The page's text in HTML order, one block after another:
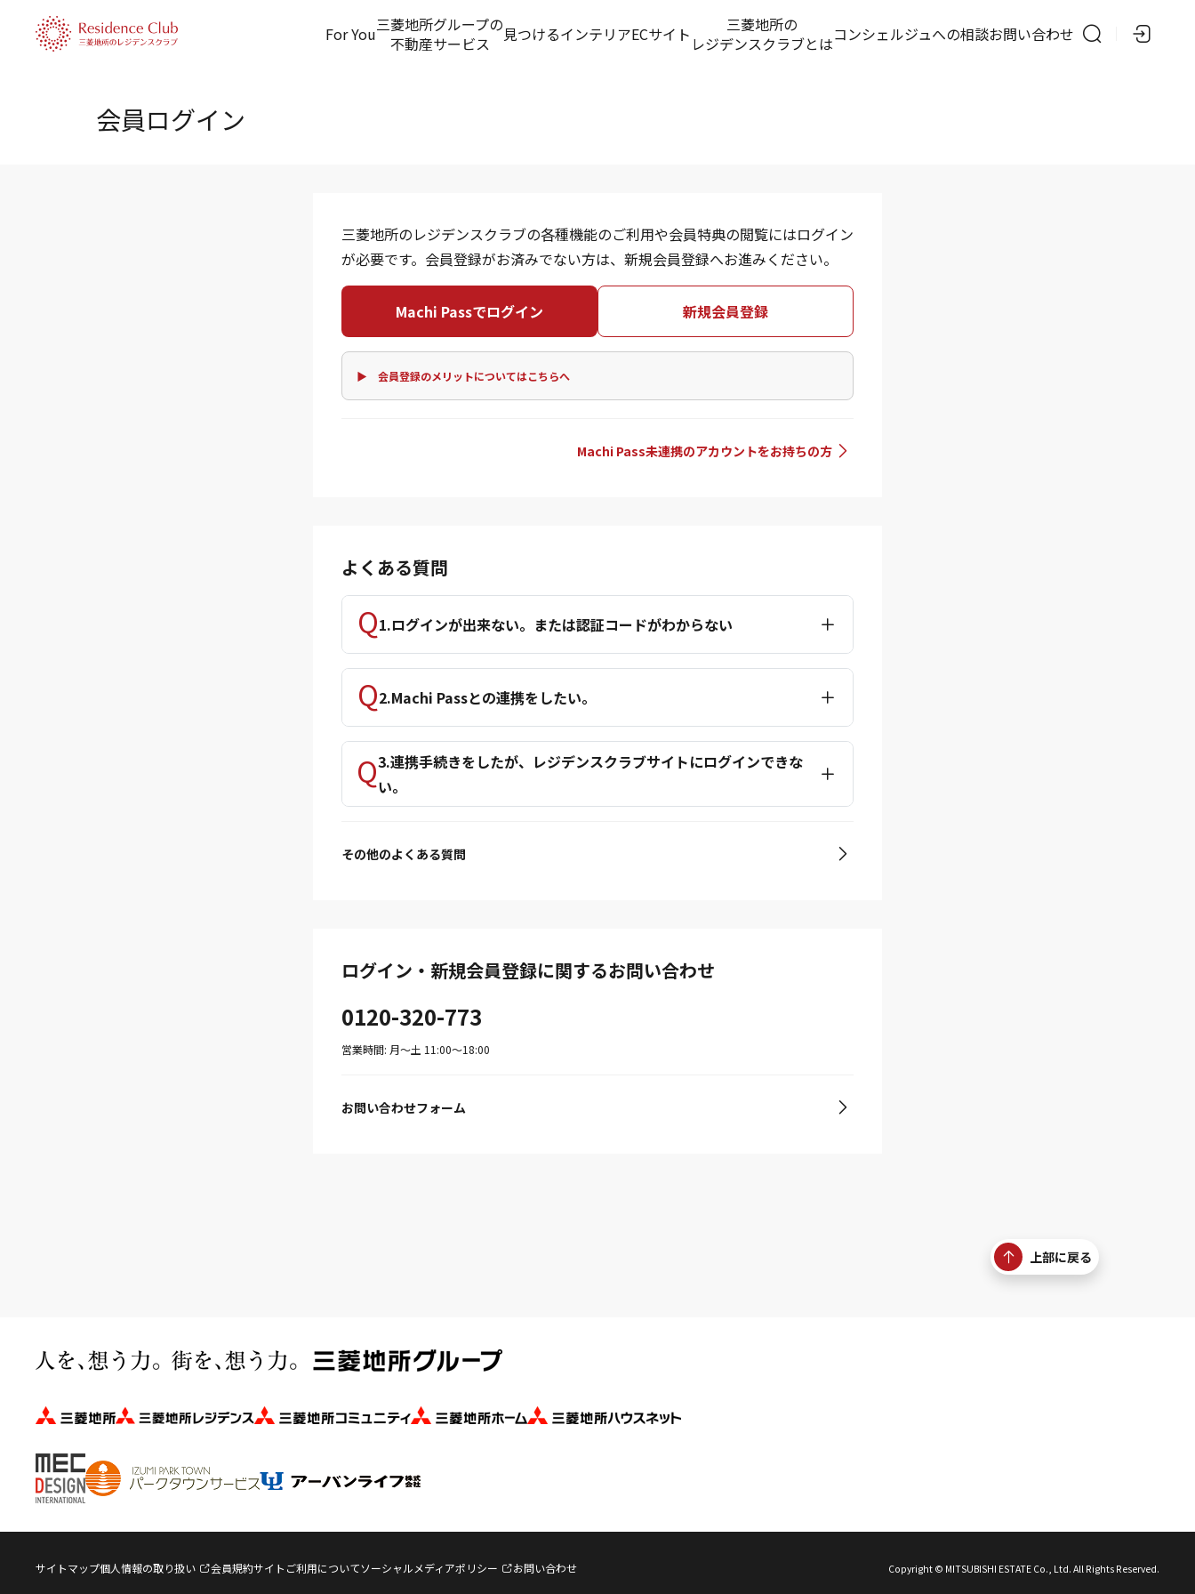
For You三菱地所グループの
不動産サービス
見つけるインテリアECサイト
三菱地所の
レジデンスクラブとはコンシェルジュへの相談お問い合わせ
会員ログイン
三菱地所のレジデンスクラブの各種機能のご利用や会員特典の閲覧にはログイン
が必要です。会員登録がお済みでない方は、新規会員登録へお進みください。
Machi Passでログイン 新規会員登録
▶ 会員登録のメリットについてはこちらへ
Machi Pass未連携のアカウントをお持ちの方
よくある質問
1.ログインが出来ない。または認証コードがわからない
2.Machi Passとの連携をしたい。
3.連携手続きをしたが、レジデンスクラブサイトにログインできな
い。
その他のよくある質問
ログイン・新規会員登録に関するお問い合わせ
0120-320-773
営業時間: 月〜土 11:00〜18:00
お問い合わせフォーム
上部に戻る
サイトマップ個人情報の取り扱い 会員規約サイトご利用についてソーシャルメディアポリシー お問い合わせ Copyright © MITSUBISHI ESTATE Co., Ltd. All Rights Reserved.